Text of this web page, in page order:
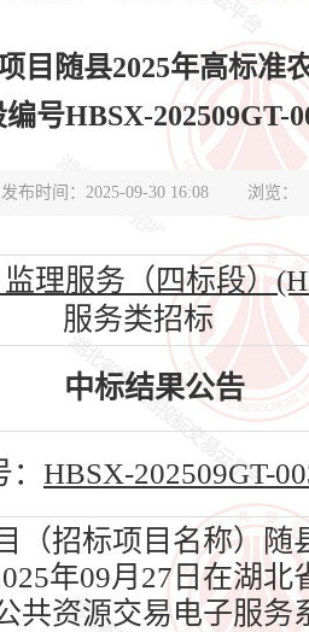
目随县2025年高标
号HBSX-202509GT-
发布时间：2025-09-30 16:08 浏览：
理服务（四标段）
服务类招标
中标结果公告
HBSX-202509GT-
招标项目名称）随
年09月27日在湖北
共资源交易电子服务